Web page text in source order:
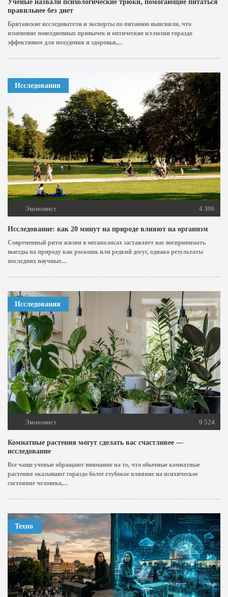
Ученые назвали психологические трюки, помогающие питаться
правильнее без диет
Британские исследователи и эксперты по питанию выяснили, что
изменение повседневных привычек и оптические иллюзии гораздо
эффективнее для похудения и здоровья,...
Исследования
Экономист 4 306
Исследование: как 20 минут на природе влияют на организм
Современный ритм жизни в мегаполисах заставляет нас воспринимать
выезды на природу как роскошь или редкий досуг, однако результаты
последних научных...
Исследования
Экономист 9 524
Комнатные растения могут сделать вас счастливее —
исследование
Все чаще ученые обращают внимание на то, что обычные комнатные
растения оказывают гораздо более глубокое влияние на психическое
состояние человека,...
Техно